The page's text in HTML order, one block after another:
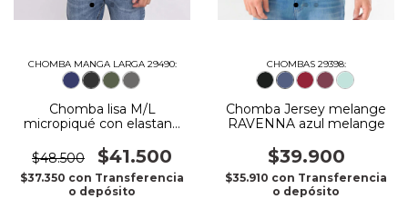
CHOMBA MANGA LARGA 29490:
Chomba lisa M/L
micropiqué con elastano
$48.500
$41.500
$37.350 con Transferencia
o depósito
CHOMBAS 29398:
Chomba Jersey melange
RAVENNA azul melange
$39.900
$35.910 con Transferencia
o depósito